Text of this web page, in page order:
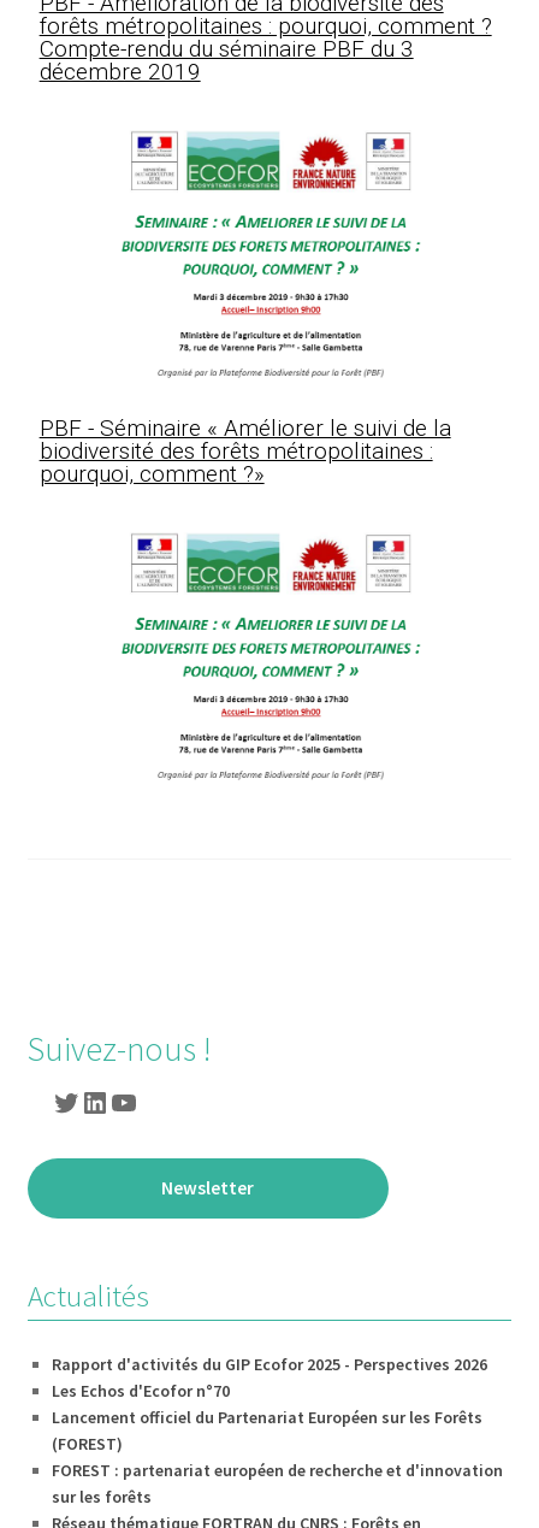
forêts métropolitaines : pourquoi, comment ?
Compte-rendu du séminaire PBF du 3
décembre 2019
PBF - Séminaire « Améliorer le suivi de la
biodiversité des forêts métropolitaines :
pourquoi, comment ?»
Suivez-nous !
Newsletter
Actualités
Rapport d'activités du GIP Ecofor 2025 - Perspectives 2026
Les Echos d'Ecofor n°70
Lancement officiel du Partenariat Européen sur les Forêts
(FOREST)
FOREST : partenariat européen de recherche et d'innovation
sur les forêts
Réseau thématique FORTRAN du CNRS : Forêts en